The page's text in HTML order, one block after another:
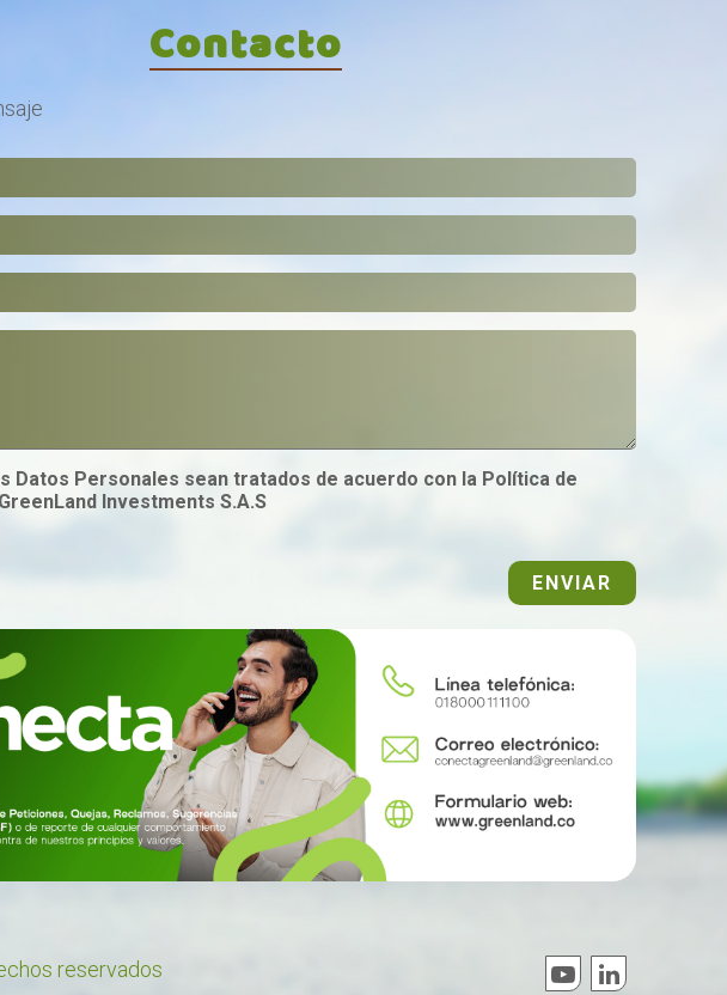
Contacto
Datos Personales sean tratados de acuerdo con la Política de
Investments S.A.S
ENVIAR
reservados